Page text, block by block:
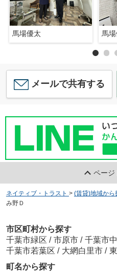
馬場優太 馬
メールで共有する
ページ
ネイティブ・トラスト > (賃貸)地域から
み野Ｄ
市区町村から探す
千葉市緑区 / 市原市 / 千葉市
千葉市若葉区 / 大網白里市 /
町名から探す